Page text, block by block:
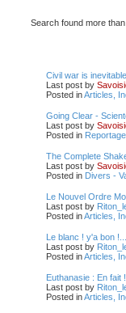
Search found more
Civil war is
Last post by
Posted inArticles,
Going Clear -
Last post by
Posted in
The Complete
Last post by
Posted in Divers -
Le Nouvel Ordre
Last post by
Posted inArticles,
Le blanc ! y'a bon !...
Last post by
Posted inArticles,
Euthanasie : En fait
Last post by
Posted inArticles,